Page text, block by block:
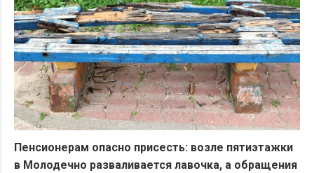
Пенсионерам опасно присесть: возле пятиэтажки
в Молодечно разваливается лавочка, а обращения